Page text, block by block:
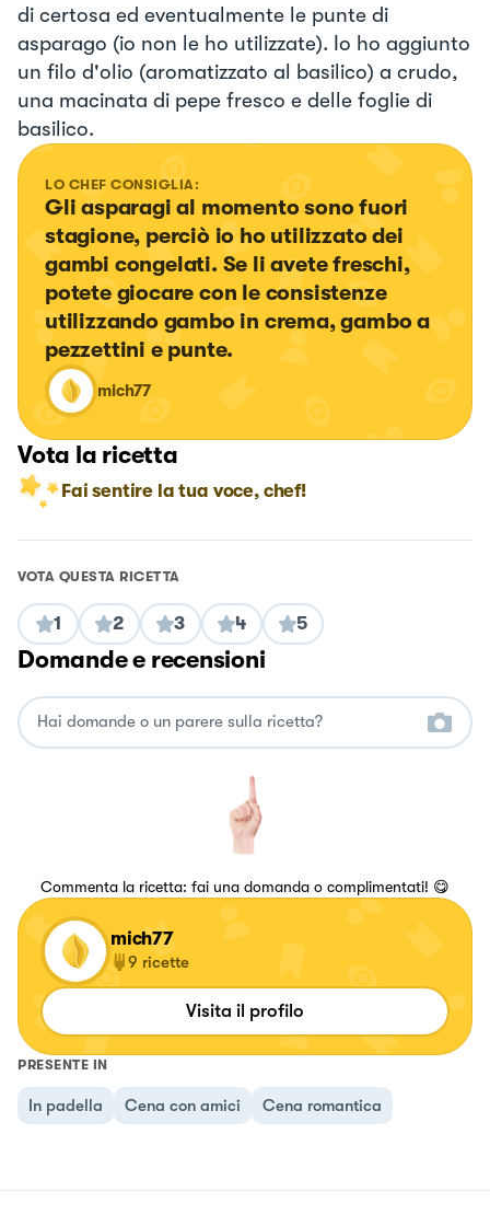
di certosa ed eventualmente le punte di
asparago (io non le ho utilizzate). Io ho aggiunto
un filo d'olio (aromatizzato al basilico) a crudo,
una macinata di pepe fresco e delle foglie di
basilico.
LO CHEF CONSIGLIA:
Gli asparagi al momento sono fuori
stagione, perciò io ho utilizzato dei
gambi congelati. Se li avete freschi,
potete giocare con le consistenze
utilizzando gambo in crema, gambo a
pezzettini e punte.
mich77
Vota la ricetta
Fai sentire la tua voce, chef!
VOTA QUESTA RICETTA
1 2 3 4 5
Domande e recensioni
Commenta la ricetta: fai una domanda o complimentati! 😋
mich77
9 ricette
Visita il profilo
PRESENTE IN
In padella Cena con amici Cena romantica